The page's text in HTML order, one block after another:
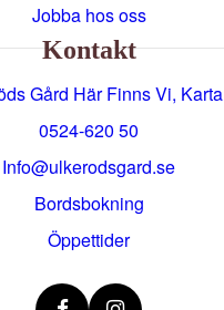
Jobba hos oss
Kontakt
Gård Här Finns Vi, Karta
0524-620 50
info@ulkerodsgard.se
Bordsbokning
Öppettider